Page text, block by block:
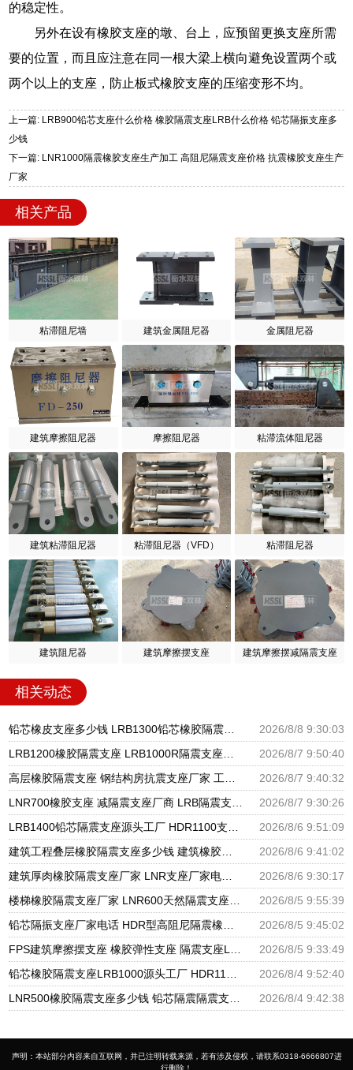
的稳定性。
另外在设有橡胶支座的墩、台上，应预留更换支座所需
要的位置，而且应注意在同一根大梁上横向避免设置两个或
两个以上的支座，防止板式橡胶支座的压缩变形不均。
上一篇: LRB900铅芯支座什么价格 橡胶隔震支座LRB什么价格 铅芯隔振支座多
少钱
下一篇: LNR1000隔震橡胶支座生产加工 高阻尼隔震支座价格 抗震橡胶支座生产
厂家
相关产品
粘滞阻尼墙 建筑金属阻尼器 金属阻尼器
建筑摩擦阻尼器 摩擦阻尼器 粘滞流体阻尼器
建筑粘滞阻尼器 粘滞阻尼器（VFD） 粘滞阻尼器
建筑阻尼器 建筑摩擦摆支座 建筑摩擦摆减隔震支座
相关动态
2026/8/8 9:30:03
2026/8/7 9:50:40
2026/8/7 9:40:32
2026/8/7 9:30:26
2026/8/6 9:51:09
2026/8/6 9:41:02
2026/8/6 9:30:17
2026/8/5 9:55:39
2026/8/5 9:45:02
2026/8/5 9:33:49
2026/8/4 9:52:40
2026/8/4 9:42:38
声明：本站部分内容来自互联网，并已注明转载来源，若有涉及侵权，请联系0318-6666807进
行删除！